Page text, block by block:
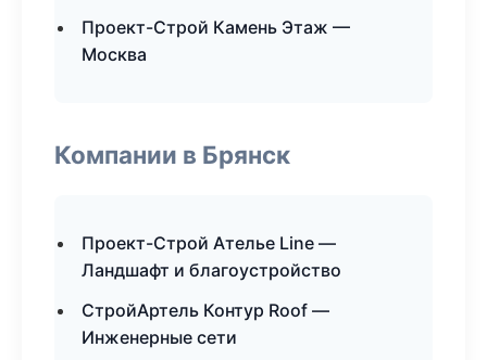
Проект-Строй Камень Этаж —
Москва
Компании в Брянск
Проект-Строй Ателье Line —
Ландшафт и благоустройство
СтройАртель Контур Roof —
Инженерные сети